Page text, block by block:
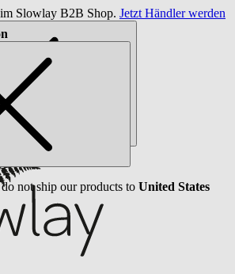
not ship our products to United States
Slowlay B2B Shop. Jetzt Händler werden